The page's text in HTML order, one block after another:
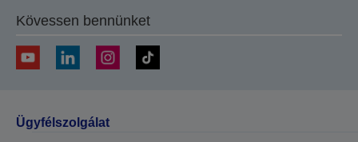
Kövessen bennünket
Ügyfélszolgálat